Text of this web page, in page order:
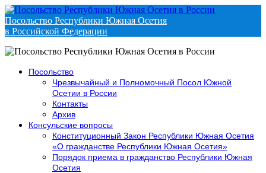
Посольство Республики Южная Осетия
в Российской Федерации
Посольство
Чрезвычайный и Полномочный Посол Южной
Осетии в России
Контакты
Архив
Консульские вопросы
Конституционный Закон Республики Южная Осетия
«О гражданстве Республики Южная Осетия»
Порядок приема в гражданство Республики Южная
Осетия